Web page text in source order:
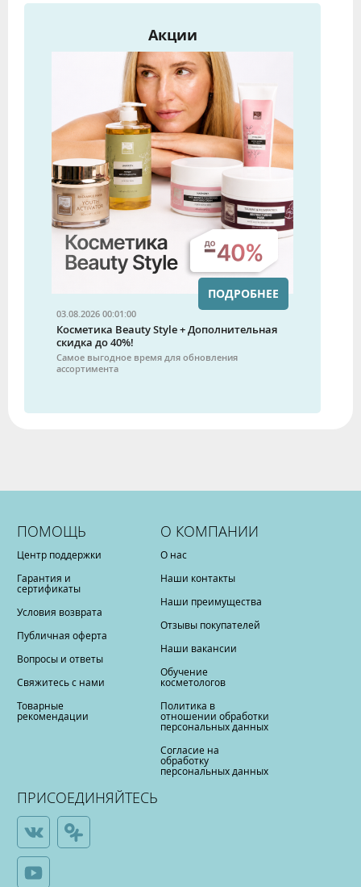
Акции
03.08.2026 00:01:00
Косметика Beauty Style + Дополнительная
скидка до 40%!
Самое выгодное время для обновления
ассортимента
ПОДРОБНЕЕ
ПОМОЩЬ
Центр поддержки
Гарантия и
сертификаты
Условия возврата
Публичная оферта
Вопросы и ответы
Свяжитесь с нами
Товарные
рекомендации
О КОМПАНИИ
О нас
Наши контакты
Наши преимущества
Отзывы покупателей
Наши вакансии
Обучение
косметологов
Политика в
отношении обработки
персональных данных
Согласие на
обработку
персональных данных
ПРИСОЕДИНЯЙТЕСЬ